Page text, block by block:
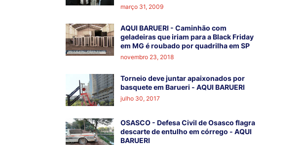
março 31, 2009
AQUI BARUERI - Caminhão com
geladeiras que iriam para a Black Friday
em MG é roubado por quadrilha em SP
novembro 23, 2018
Torneio deve juntar apaixonados por
basquete em Barueri - AQUI BARUERI
julho 30, 2017
OSASCO - Defesa Civil de Osasco flagra
descarte de entulho em córrego - AQUI
BARUERI